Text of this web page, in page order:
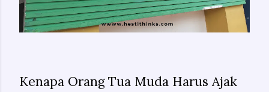
Kenapa Orang Tua Muda Harus Ajak